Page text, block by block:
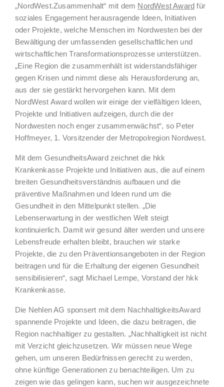
„NordWest.Zusammenhalt“ mit dem NordWest Award für
soziales Engagement herausragende Ideen, Initiativen
oder Projekte, welche Menschen im Nordwesten bei der
Bewältigung der umfassenden gesellschaftlichen und
wirtschaftlichen Transformationsprozesse unterstützen.
„Eine Region die zusammenhält ist widerstandsfähiger
gegen Krisen und nimmt diese als Herausforderung an,
aus der sie gestärkt hervorgehen kann. Mit dem
NordWest Award wollen wir einige der vielfältigen Ideen,
Projekte und Initiativen aufzeigen, durch die der
Nordwesten noch enger zusammenwächst“, so Peter
Hoffmeyer, 1. Vorsitzender der Metropolregion Nordwest.
Mit dem GesundheitsAward zeichnet die hkk
Krankenkasse Projekte und Initiativen aus, die auf einem
breiten Gesundheitsverständnis aufbauen und die
präventive Maßnahmen und Ideen rund um die
Gesundheit in den Mittelpunkt stellen. „Die
Lebenserwartung in der westlichen Welt steigt
kontinuierlich. Damit wir gesund älter werden und unsere
Lebensfreude erhalten bleibt, brauchen wir starke
Projekte, die zu den Präventionsangeboten in der Region
beitragen und für die Erhaltung der eigenen Gesundheit
sensibilisieren“, sagt Michael Lempe, Vorstand der hkk
Krankenkasse.
Die Nehlen AG sponsert mit dem NachhaltigkeitsAward
spannende Projekte und Ideen, die dazu beitragen, die
Region nachhaltiger zu gestalten. „Nachhaltigkeit ist nicht
mit Verzicht gleichzusetzen. Wir müssen neue Wege
gehen, um unseren Bedürfnissen gerecht zu werden,
ohne künftige Generationen zu benachteiligen. Um zu
zeigen wie das gelingen kann, suchen wir ausgezeichnete